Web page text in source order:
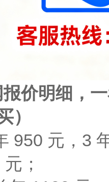
价明细，
）​
950 元，3
；​